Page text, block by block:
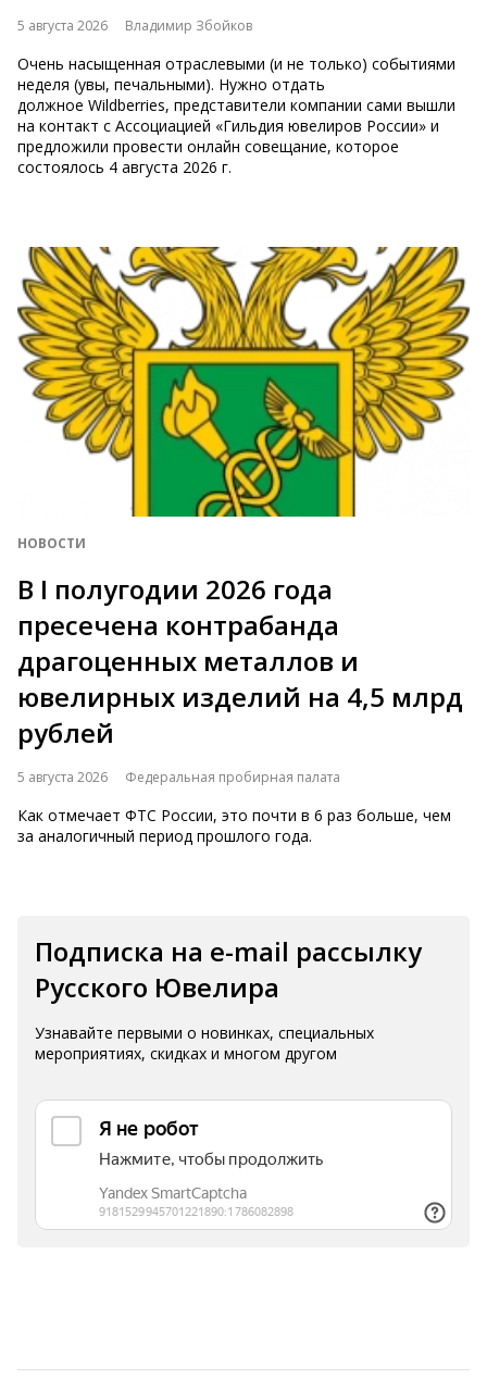
5 августа 2026 Владимир Збойков
Очень насыщенная отраслевыми (и не только) событиями
неделя (увы, печальными). Нужно отдать
должное Wildberries, представители компании сами вышли
на контакт с Ассоциацией «Гильдия ювелиров России» и
предложили провести онлайн совещание, которое
состоялось 4 августа 2026 г.
НОВОСТИ
В I полугодии 2026 года
пресечена контрабанда
драгоценных металлов и
ювелирных изделий на 4,5 млрд
рублей
5 августа 2026 Федеральная пробирная палата
Как отмечает ФТС России, это почти в 6 раз больше, чем
за аналогичный период прошлого года.
Подписка на e-mail рассылку
Русского Ювелира
Узнавайте первыми о новинках, специальных
мероприятиях, скидках и многом другом